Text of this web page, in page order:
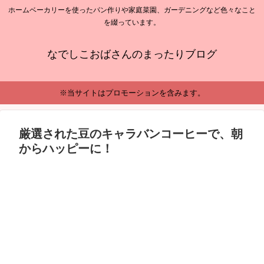
ホームベーカリーを使ったパン作りや家庭菜園、ガーデニングなど色々なこと
を綴っています。
なでしこおばさんのまったりブログ
※当サイトはプロモーションを含みます。
厳選された豆のキャラバンコーヒーで、朝
からハッピーに！